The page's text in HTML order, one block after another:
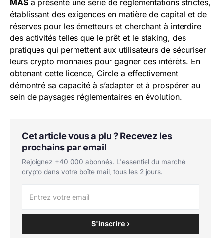
MAS a présenté une série de réglementations strictes,
établissant des exigences en matière de capital et de
réserves pour les émetteurs et cherchant à interdire
des activités telles que le prêt et le staking, des
pratiques qui permettent aux utilisateurs de sécuriser
leurs crypto monnaies pour gagner des intérêts. En
obtenant cette licence, Circle a effectivement
démontré sa capacité à s’adapter et à prospérer au
sein de paysages réglementaires en évolution.
Cet article vous a plu ? Recevez les
prochains par email
Rejoignez +40 000 abonnés. L'essentiel du marché
crypto dans votre boîte mail, tous les 2 jours.
S'inscrire ›